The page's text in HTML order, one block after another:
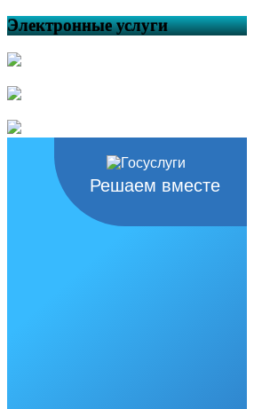
Электронные услуги
Решаем вместе